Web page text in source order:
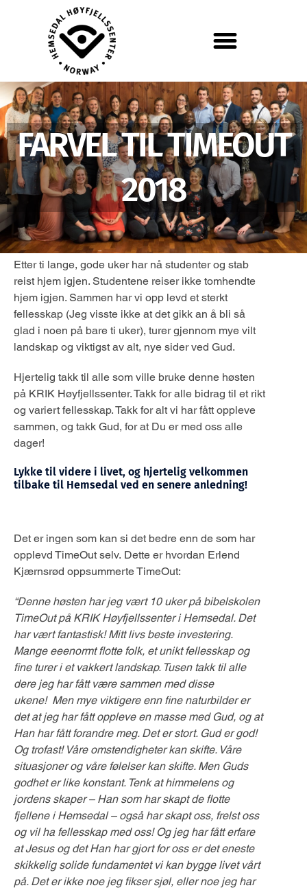
FARVEL TIL TIMEOUT
2018
Etter ti lange, gode uker har nå studenter og stab
reist hjem igjen. Studentene reiser ikke tomhendte
hjem igjen. Sammen har vi opp levd et sterkt
fellesskap (Jeg visste ikke at det gikk an å bli så
glad i noen på bare ti uker), turer gjennom mye vilt
landskap og viktigst av alt, nye sider ved Gud.
Hjertelig takk til alle som ville bruke denne høsten
på KRIK Høyfjellssenter. Takk for alle bidrag til et rikt
og variert fellesskap. Takk for alt vi har fått oppleve
sammen, og takk Gud, for at Du er med oss alle
dager!
Lykke til videre i livet, og hjertelig velkommen
tilbake til Hemsedal ved en senere anledning!
Det er ingen som kan si det bedre enn de som har
opplevd TimeOut selv. Dette er hvordan Erlend
Kjærnsrød oppsummerte TimeOut:
“Denne høsten har jeg vært 10 uker på bibelskolen
TimeOut på KRIK Høyfjellssenter i Hemsedal. Det
har vært fantastisk! Mitt livs beste investering.
Mange eeenormt flotte folk, et unikt fellesskap og
fine turer i et vakkert landskap. Tusen takk til alle
dere jeg har fått være sammen med disse
ukene! Men mye viktigere enn fine naturbilder er
det at jeg har fått oppleve en masse med Gud, og at
Han har fått forandre meg. Det er stort. Gud er god!
Og trofast! Våre omstendigheter kan skifte. Våre
situasjoner og våre følelser kan skifte. Men Guds
godhet er like konstant. Tenk at himmelens og
jordens skaper – Han som har skapt de flotte
fjellene i Hemsedal – også har skapt oss, frelst oss
og vil ha fellesskap med oss! Og jeg har fått erfare
at Jesus og det Han har gjort for oss er det eneste
skikkelig solide fundamentet vi kan bygge livet vårt
på. Det er ikke noe jeg fikser sjøl, eller noe jeg har